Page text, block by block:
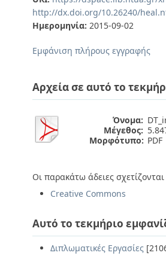
http://dx.doi.org/10.26240/
Ημερομηνία: 2015-09-02
Εμφάνιση πλήρους εγγραφής
Αρχεία σε αυτό το
Όνομα:
Μέγεθος:
Μορφότυπο: PDF
Οι παρακάτω άδειες
Creative Commons
Αυτό το τεκμήριο
Διπλωματικές Εργασίες